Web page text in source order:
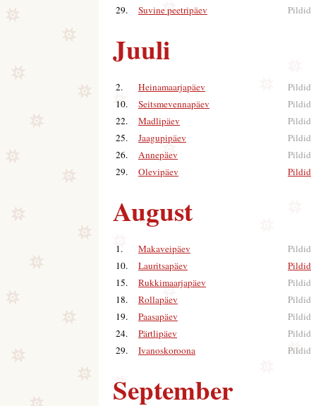
29.
Suvine peetripäev Pildid
Juuli
2. Heinamaarjapäev
Pildid
10.
Seitsmevennapäev
Pildid
22.
Madlipäev
Pildid
25.
Jaagupipäev
Pildid
26.
Annepäev
Pildid
29.
Olevipäev Pildid
August
1. Makaveipäev
Pildid
10.
Lauritsapäev Pildid
15.
Rukkimaarjapäev
Pildid
18.
Rollapäev
Pildid
19.
Paasapäev
Pildid
24.
Pärtlipäev
Pildid
29.
Ivanoskoroona Pildid
September